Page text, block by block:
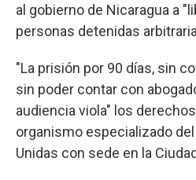
al gobierno de Nicaragua a
personas detenidas
"La prisión por 90 días, sin
sin poder contar con
audiencia viola" los
organismo especializado
Unidas con sede en la